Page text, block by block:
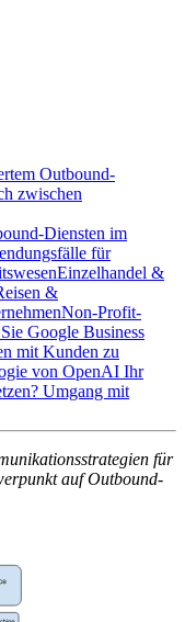
Outbound-
zwischen
Diensten im
für
Einzelhandel &
&
Non-Profit-
Google Business
mit Kunden zu
von OpenAI Ihr
Umgang mit
für
auf Outbound-